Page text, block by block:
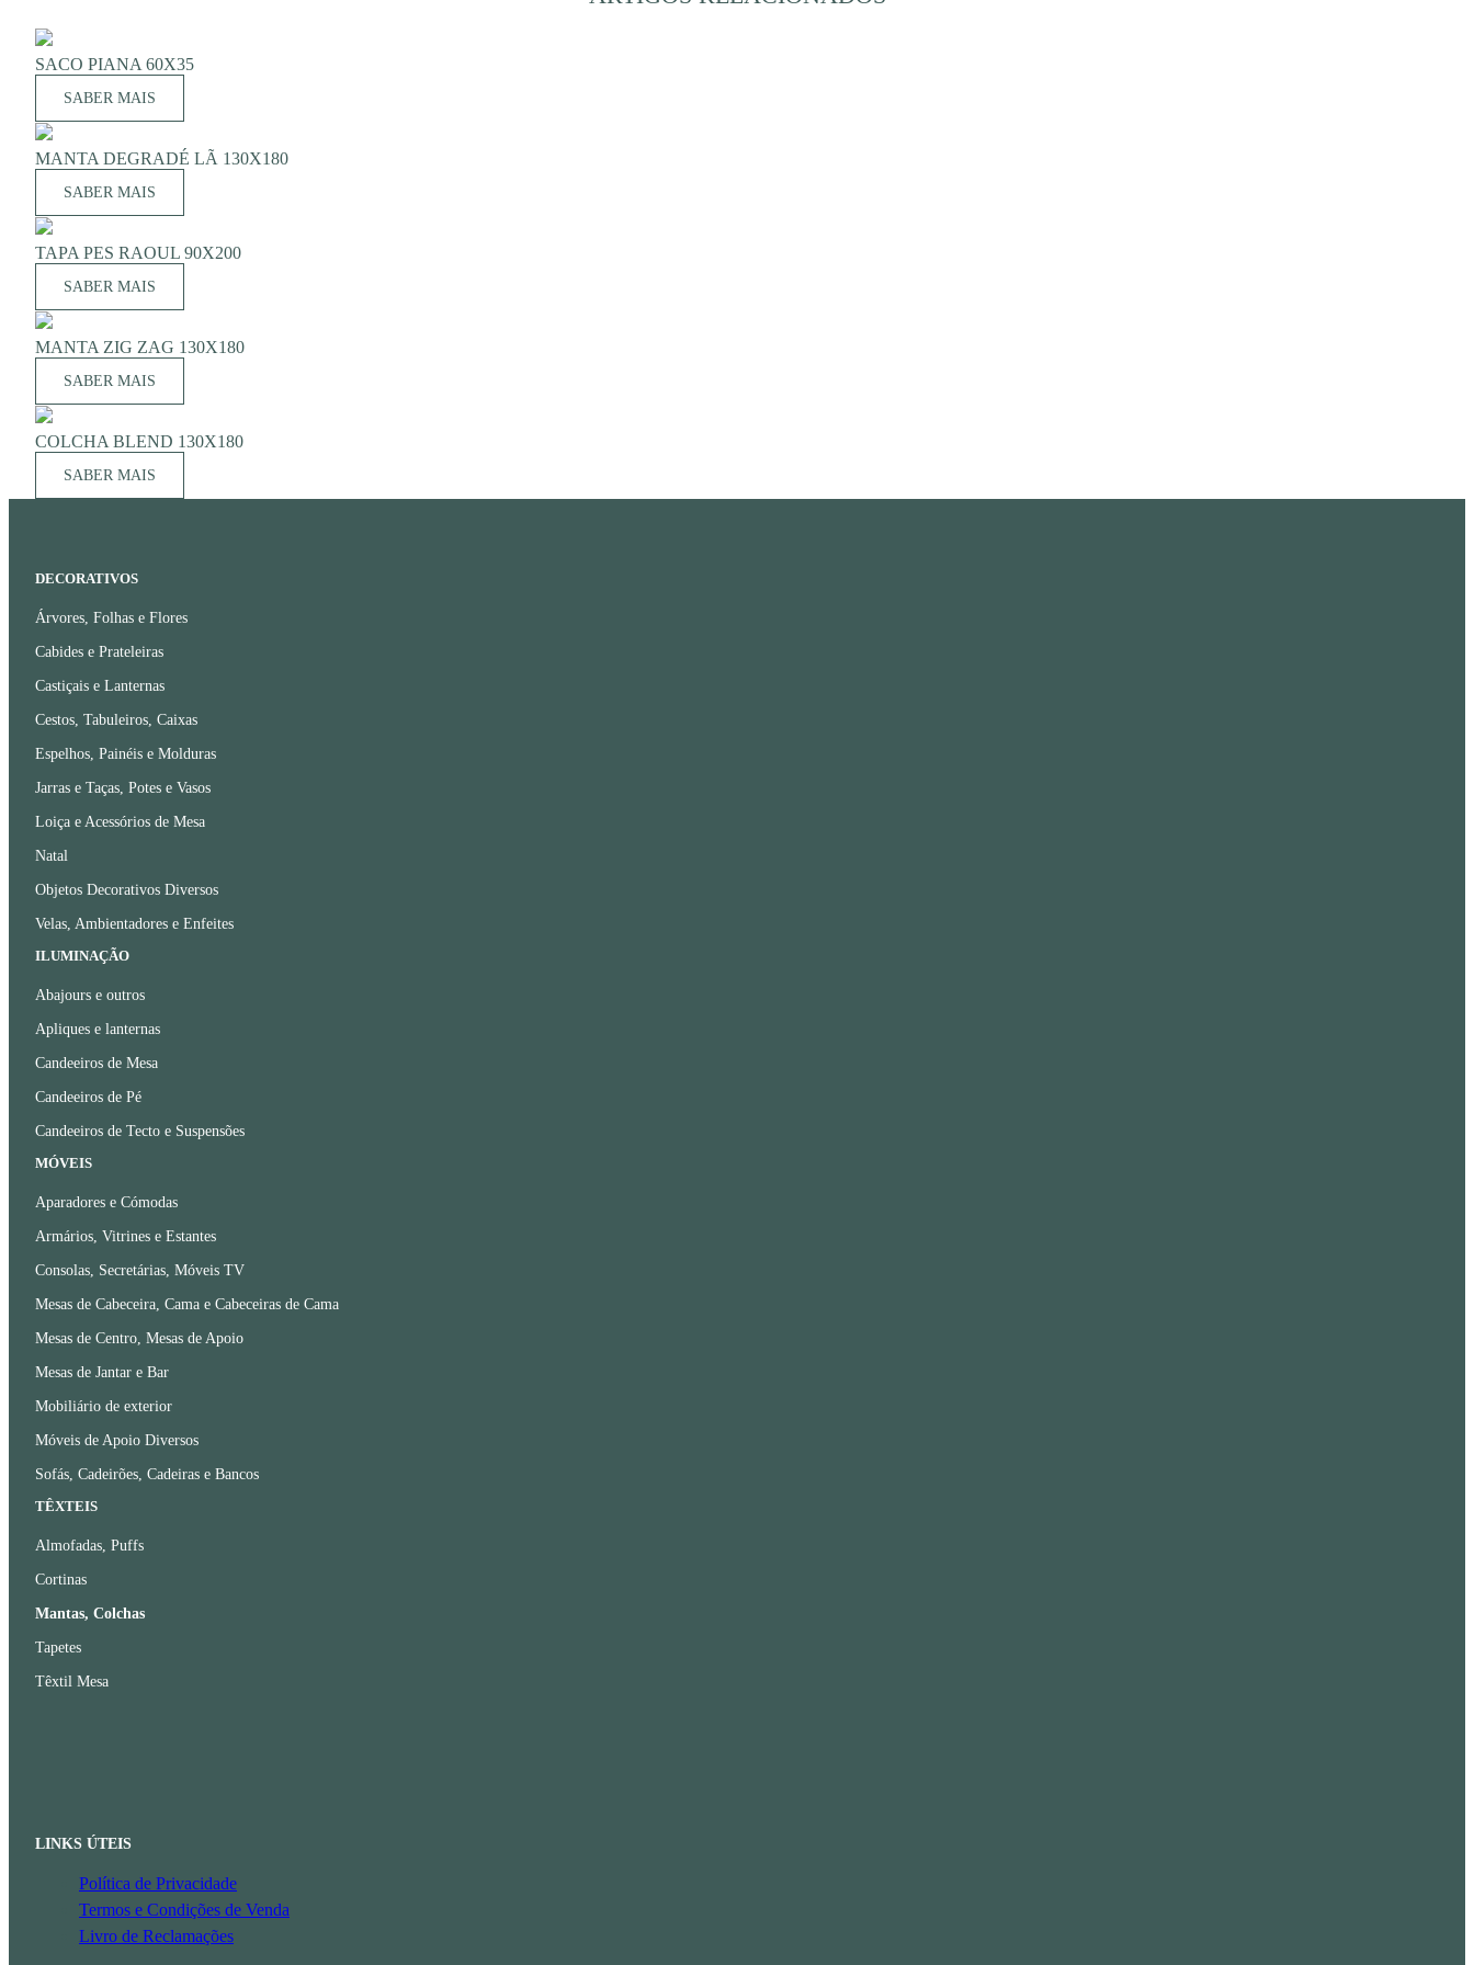
SACO PIANA 60X35
SABER MAIS
MANTA DEGRADÉ LÃ 130X180
SABER MAIS
TAPA PES RAOUL 90X200
SABER MAIS
MANTA ZIG ZAG 130X180
SABER MAIS
COLCHA BLEND 130X180
SABER MAIS
DECORATIVOS
Árvores, Folhas e Flores
Cabides e Prateleiras
Castiçais e Lanternas
Cestos, Tabuleiros, Caixas
Espelhos, Painéis e Molduras
Jarras e Taças, Potes e Vasos
Loiça e Acessórios de Mesa
Natal
Objetos Decorativos Diversos
Velas, Ambientadores e Enfeites
ILUMINAÇÃO
Abajours e outros
Apliques e lanternas
Candeeiros de Mesa
Candeeiros de Pé
Candeeiros de Tecto e Suspensões
MÓVEIS
Aparadores e Cómodas
Armários, Vitrines e Estantes
Consolas, Secretárias, Móveis TV
Mesas de Cabeceira, Cama e Cabeceiras de Cama
Mesas de Centro, Mesas de Apoio
Mesas de Jantar e Bar
Mobiliário de exterior
Móveis de Apoio Diversos
Sofás, Cadeirões, Cadeiras e Bancos
TÊXTEIS
Almofadas, Puffs
Cortinas
Mantas, Colchas
Tapetes
Têxtil Mesa
LINKS ÚTEIS
Política de Privacidade
Termos e Condições de Venda
Livro de Reclamações